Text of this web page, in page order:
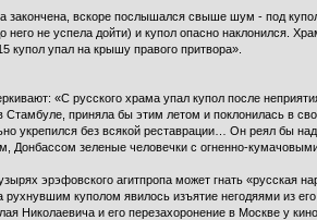
закончена, вскоре послышался свыше шум - под
него не успела дойти) и купол опасно наклонился.
купол упал на крышу правого притвора».
«С русского храма упал купол после
Стамбуле, приняла бы этим летом и поклонилась в
укрепился без всякой реставрации… Он реял бы
Донбассом зеленые человечки с огненно-
эрэфовского агитпропа может гнать «русская
рухнувшим куполом явилось изъятие негодяями из
Николаевича и его перезахоронение в Москве у